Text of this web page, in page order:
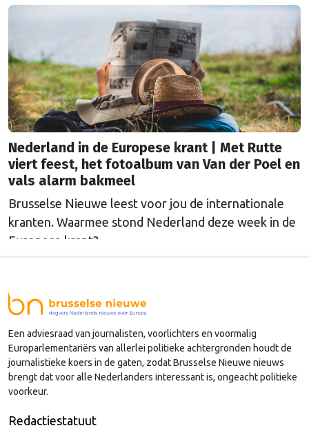
Nederland in de Europese krant | Met Rutte
viert feest, het fotoalbum van Van der Poel en
vals alarm bakmeel
Brusselse Nieuwe leest voor jou de internationale
kranten. Waarmee stond Nederland deze week in de
Europese krant?
Een adviesraad van journalisten, voorlichters en voormalig
Europarlementariërs van allerlei politieke achtergronden houdt de
journalistieke koers in de gaten, zodat Brusselse Nieuwe nieuws
brengt dat voor alle Nederlanders interessant is, ongeacht politieke
voorkeur.
Redactiestatuut